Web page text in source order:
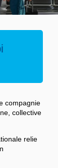
compagnie
collective
relie